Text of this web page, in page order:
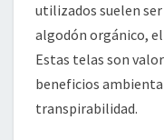
utilizados suelen ser
algodón orgánico,
Estas telas son
beneficios
transpirabilidad.